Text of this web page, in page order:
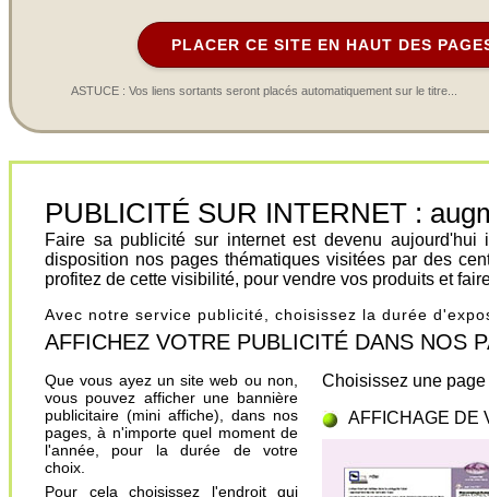
PLACER CE SITE EN HAUT DES
ASTUCE : Vos liens sortants seront placés automatiquement sur le titre...
PUBLICITÉ SUR INTERNET :
Faire sa publicité sur internet est devenu
disposition nos pages thématiques visitées par des
profitez de cette visibilité, pour vendre vos produits et
Avec notre service publicité, choisissez la durée
AFFICHEZ VOTRE PUBLICITÉ DANS NOS
Que vous ayez un site web ou non,
vous pouvez afficher une bannière
publicitaire (mini affiche), dans nos
pages, à n'importe quel moment de
l'année, pour la durée de votre
choix.
Pour cela choisissez l'endroit qui
Choisissez une
AFFICHAGE DE